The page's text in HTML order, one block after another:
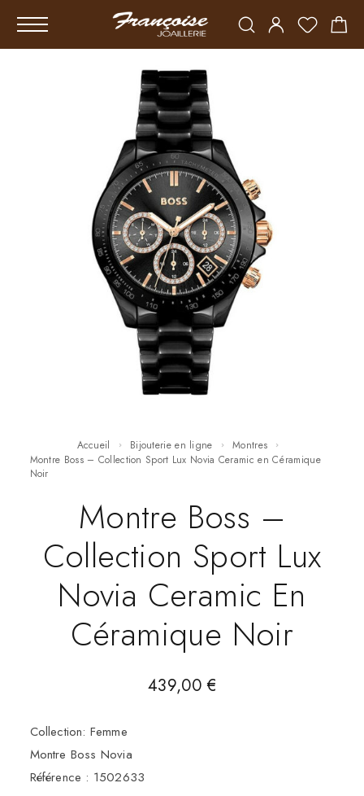
Accueil Bijouterie en ligne
Montres
Montre Boss – Collection Sport Lux Novia Ceramic en Céramique
Noir
Montre Boss –
Collection Sport Lux
Novia Ceramic En
Céramique Noir
439,00€
Collection: Femme
Montre Boss Novia
Référence : 1502633